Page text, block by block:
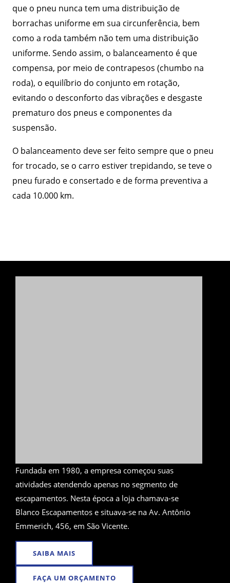
que o pneu nunca tem uma distribuição de
borrachas uniforme em sua circunferência, bem
como a roda também não tem uma distribuição
uniforme. Sendo assim, o balanceamento é que
compensa, por meio de contrapesos (chumbo na
roda), o equilíbrio do conjunto em rotação,
evitando o desconforto das vibrações e desgaste
prematuro dos pneus e componentes da
suspensão.
O balanceamento deve ser feito sempre que o pneu
for trocado, se o carro estiver trepidando, se teve o
pneu furado e consertado e de forma preventiva a
cada 10.000 km.
Fundada em 1980, a empresa começou suas
atividades atendendo apenas no segmento de
escapamentos. Nesta época a loja chamava-se
Blanco Escapamentos e situava-se na Av. Antônio
Emmerich, 456, em São Vicente.
SAIBA MAIS
FAÇA UM ORÇAMENTO